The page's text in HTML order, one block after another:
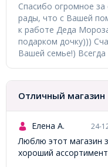
Спасибо огромное
рады, что с Вашей
к работе Деда
подарком дочку)))
Вашей семье!)
Отличный магазин
Елена А. 24-
Люблю этот магазин
хороший